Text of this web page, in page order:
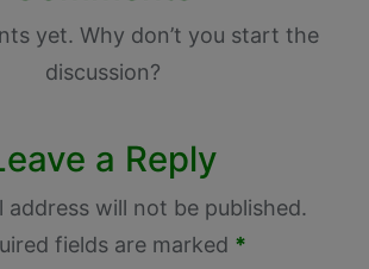
yet. Why don’t you start the
discussion?
a Reply
address will not be published.
fields are marked *